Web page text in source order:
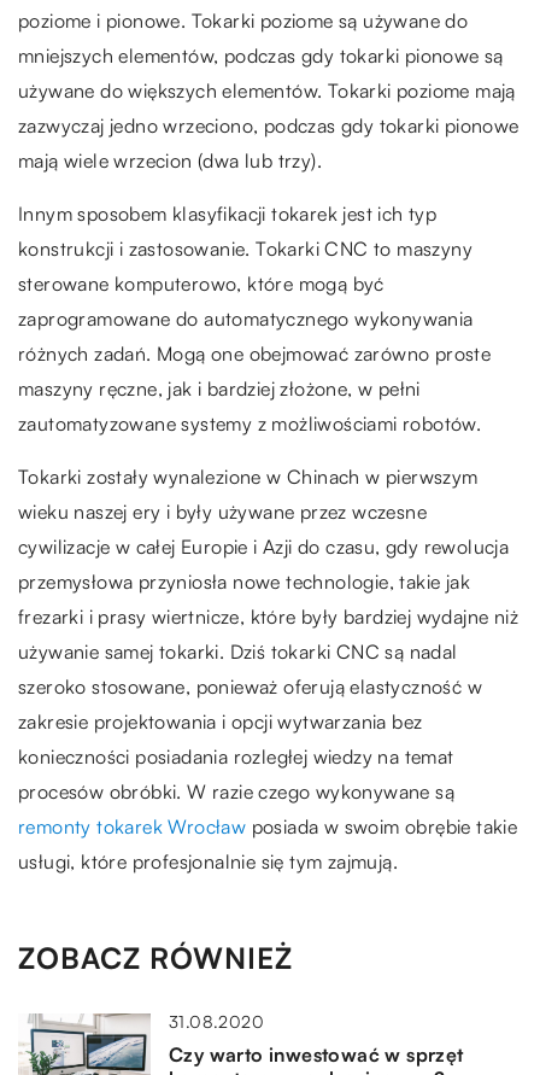
poziome i pionowe. Tokarki poziome są używane do
mniejszych elementów, podczas gdy tokarki pionowe są
używane do większych elementów. Tokarki poziome mają
zazwyczaj jedno wrzeciono, podczas gdy tokarki pionowe
mają wiele wrzecion (dwa lub trzy).
Innym sposobem klasyfikacji tokarek jest ich typ
konstrukcji i zastosowanie. Tokarki CNC to maszyny
sterowane komputerowo, które mogą być
zaprogramowane do automatycznego wykonywania
różnych zadań. Mogą one obejmować zarówno proste
maszyny ręczne, jak i bardziej złożone, w pełni
zautomatyzowane systemy z możliwościami robotów.
Tokarki zostały wynalezione w Chinach w pierwszym
wieku naszej ery i były używane przez wczesne
cywilizacje w całej Europie i Azji do czasu, gdy rewolucja
przemysłowa przyniosła nowe technologie, takie jak
frezarki i prasy wiertnicze, które były bardziej wydajne niż
używanie samej tokarki. Dziś tokarki CNC są nadal
szeroko stosowane, ponieważ oferują elastyczność w
zakresie projektowania i opcji wytwarzania bez
konieczności posiadania rozległej wiedzy na temat
procesów obróbki. W razie czego wykonywane są
remonty tokarek Wrocław posiada w swoim obrębie takie
usługi, które profesjonalnie się tym zajmują.
ZOBACZ RÓWNIEŻ
31.08.2020
Czy warto inwestować w sprzęt